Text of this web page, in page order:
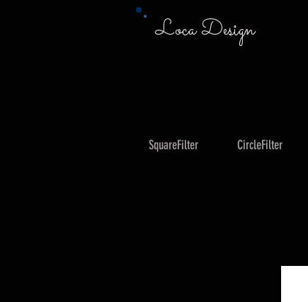
Loca Design
SquareFilter CircleFilter